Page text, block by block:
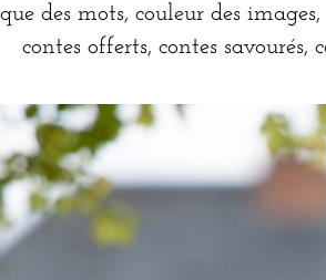
des mots, couleur des
contes offerts, contes savourés,